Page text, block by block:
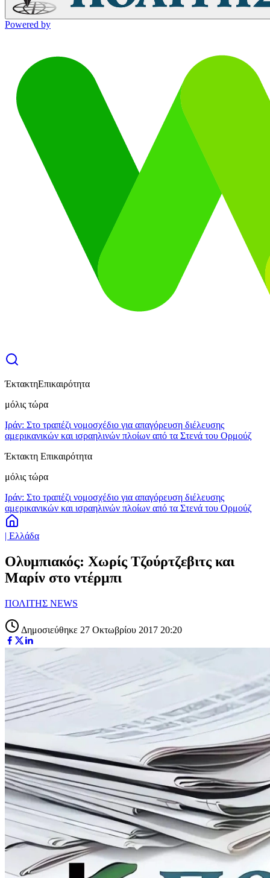
Powered by
ΈκτακτηΕπικαιρότητα
μόλις τώρα
Ιράν: Στο τραπέζι νομοσχέδιο για απαγόρευση διέλευσης
αμερικανικών και ισραηλινών πλοίων από τα Στενά του Ορμούζ
Έκτακτη Επικαιρότητα
μόλις τώρα
Ιράν: Στο τραπέζι νομοσχέδιο για απαγόρευση διέλευσης
αμερικανικών και ισραηλινών πλοίων από τα Στενά του Ορμούζ
| Ελλάδα
Ολυμπιακός: Χωρίς Τζούρτζεβιτς και
Μαρίν στο ντέρμπι
ΠΟΛΙΤΗΣ NEWS
Δημοσιεύθηκε 27 Οκτωβρίου 2017 20:20